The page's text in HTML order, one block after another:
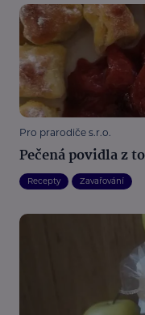
Pro prarodiče s.r.o.
Pečená povidla z
Recepty Zavařování